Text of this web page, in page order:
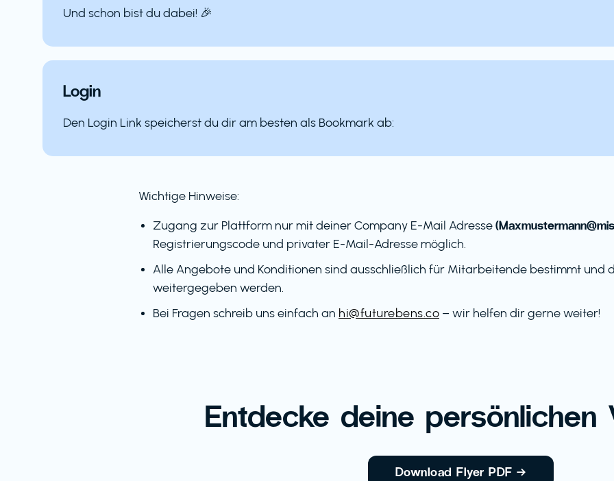
Und schon bist du dabei! 🎉
Login
Den Login Link speicherst du dir am besten als Bookmark ab:
Wichtige Hinweise:
Zugang zur Plattform nur mit deiner Company E-Mail Adresse
Registrierungscode und privater E-Mail-Adresse möglich.
Alle Angebote und Konditionen sind ausschließlich für Mitarbeitende bestimmt und
weitergegeben werden.
Bei Fragen schreib uns einfach an hi@futurebens.co – wir helfen dir gerne weiter!
Entdecke deine persönlichen
Download Flyer PDF →